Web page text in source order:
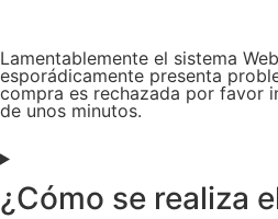
Lamentablemente el sistema
esporádicamente presenta
compra es rechazada por favor
de unos minutos.
¿Cómo se realiza